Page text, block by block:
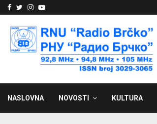
Facebook
Twitter
Instagram
Youtube
NASLOVNA NOVOSTI KULTURA